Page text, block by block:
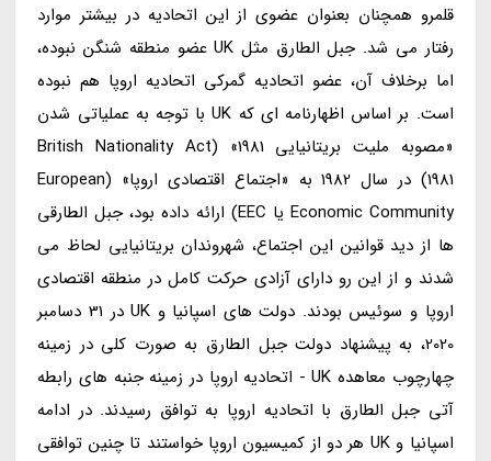
قلمرو همچنان بعنوان عضوی از این اتحادیه در بیشتر موارد
رفتار می شد. جبل الطارق مثل UK عضو منطقه شنگن نبوده،
اما برخلاف آن، عضو اتحادیه گمرکی اتحادیه اروپا هم نبوده
است. بر اساس اظهارنامه ای که UK با توجه به عملیاتی شدن
«مصوبه ملیت بریتانیایی 1981» (British Nationality Act
1981) در سال 1982 به «اجتماع اقتصادی اروپا» (European
Economic Community یا EEC) ارائه داده بود، جبل الطارقی
ها از دید قوانین این اجتماع، شهروندان بریتانیایی لحاظ می
شدند و از این رو دارای آزادی حرکت کامل در منطقه اقتصادی
اروپا و سوئیس بودند. دولت های اسپانیا و UK در 31 دسامبر
2020، به پیشنهاد دولت جبل الطارق به صورت کلی در زمینه
چهارچوب معاهده UK - اتحادیه اروپا در زمینه جنبه های رابطه
آتی جبل الطارق با اتحادیه اروپا به توافق رسیدند. در ادامه
اسپانیا و UK هر دو از کمیسیون اروپا خواستند تا چنین توافقی